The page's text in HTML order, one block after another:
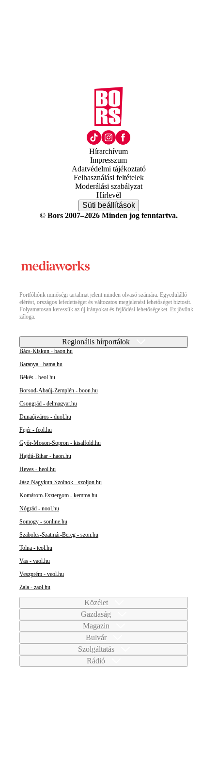
Hírarchívum
Impresszum
Adatvédelmi tájékoztató
Felhasználási feltételek
Moderálási szabályzat
Hírlevél
Süti beállítások
© Bors 2007–2026 Minden jog fenntartva.
Portfóliónk minőségi tartalmat jelent minden olvasó számára. Egyedülálló
elérést, országos lefedettséget és változatos megjelenési lehetőséget biztosít.
Folyamatosan keressük az új irányokat és fejlődési lehetőségeket. Ez jövőnk
záloga.
Regionális hírportálok
Bács-Kiskun - baon.hu
Baranya - bama.hu
Békés - beol.hu
Borsod-Abaúj-Zemplén - boon.hu
Csongrád - delmagyar.hu
Dunaújváros - duol.hu
Fejér - feol.hu
Győr-Moson-Sopron - kisalfold.hu
Hajdú-Bihar - haon.hu
Heves - heol.hu
Jász-Nagykun-Szolnok - szoljon.hu
Komárom-Esztergom - kemma.hu
Nógrád - nool.hu
Somogy - sonline.hu
Szabolcs-Szatmár-Bereg - szon.hu
Tolna - teol.hu
Vas - vaol.hu
Veszprém - veol.hu
Zala - zaol.hu
Közélet
Gazdaság
Magazin
Bulvár
Szolgáltatás
Rádió